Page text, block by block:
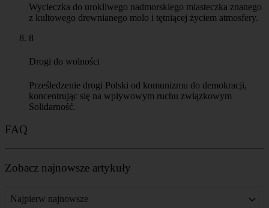
Wycieczka do urokliwego nadmorskiego miasteczka znanego
z kultowego drewnianego molo i tętniącej życiem atmosfery.
8
Drogi do wolności
Prześledzenie drogi Polski od komunizmu do demokracji,
koncentrując się na wpływowym ruchu związkowym
Solidarność.
FAQ
Zobacz najnowsze artykuły
Najpierw najnowsze